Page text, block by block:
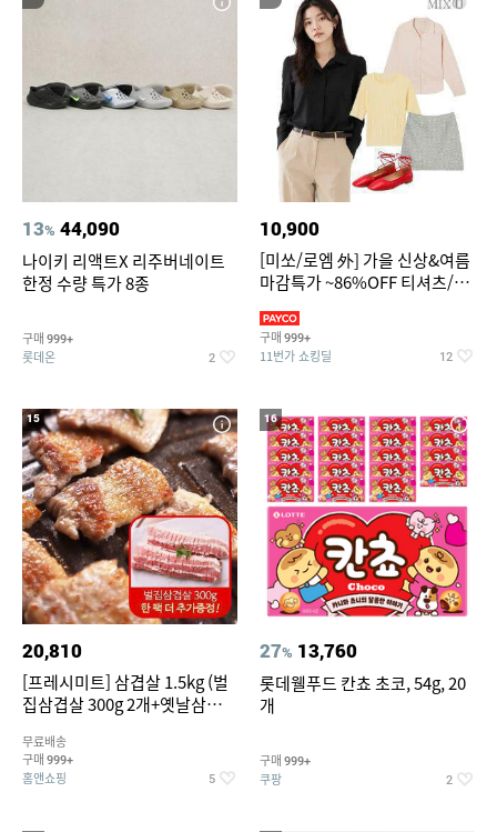
13% 44,090
나이키 리액트X 리주버네이트
한정 수량 특가 8종
구매 999+
롯데온 2
10,900
[미쏘/로엠 外] 가을 신상&여름
마감특가 ~86%OFF 티셔츠/슬
구매 999+
11번가 쇼킹딜 12
15
20,810
[프레시미트] 삼겹살 1.5kg (벌
집삼겹살 300g 2개+옛날삼겹살
팩 추가증정)
무료배송
구매 999+
홈앤쇼핑 5
16
27% 13,760
롯데웰푸드 칸쵸 초코, 54g, 20
개
구매 999+
쿠팡 2